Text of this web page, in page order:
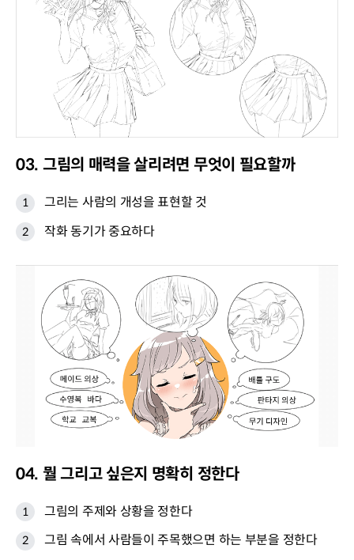
03. 그림의 매력을 살리려면 무엇이 필요할까
그리는 사람의 개성을 표현할 것
작화 동기가 중요하다
04. 뭘 그리고 싶은지 명확히 정한다
그림의 주제와 상황을 정한다
그림 속에서 사람들이 주목했으면 하는 부분을 정한다